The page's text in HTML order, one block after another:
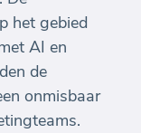
het gebied
AI en
de
onmisbaar